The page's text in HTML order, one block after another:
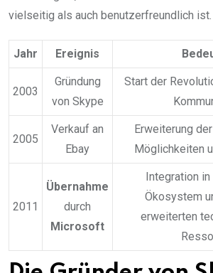
vielseitig als auch benutzerfreundlich ist.
Jahr Ereignis
2003
Gründung
von Skype
Start der
2005
Verkauf an
Ebay
Erweiterung
Möglichkeiten
2011
Übernahme
durch
Microsoft
Integration
Ökosystem
erweiterten